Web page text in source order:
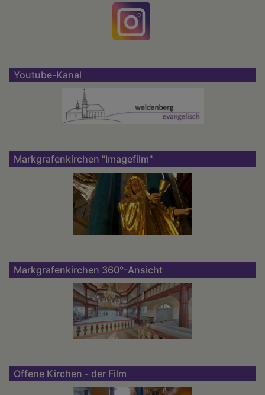
Youtube-Kanal
Markgrafenkirchen "Imagefilm"
Markgrafenkirchen 360°-Ansicht
Offene Kirchen - der Film